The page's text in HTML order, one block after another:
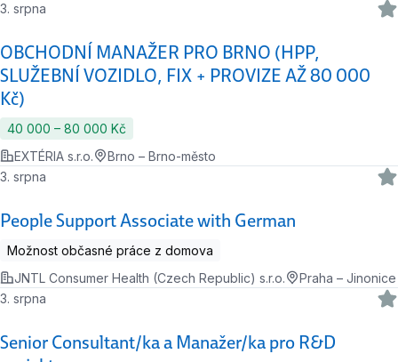
OBCHODNÍ MANAŽER PRO BRNO (HPP,
SLUŽEBNÍ VOZIDLO, FIX + PROVIZE AŽ 80 000
Kč)
3. srpna
40 000 ‍–‍ 80 000 Kč
EXTÉRIA s.r.o.
Brno – Brno-město
People Support Associate with German
3. srpna
Možnost občasné práce z domova
JNTL Consumer Health (Czech Republic) s.r.o.
Praha – Jinonice
Senior Consultant/ka a Manažer/ka pro R&D
3. srpna